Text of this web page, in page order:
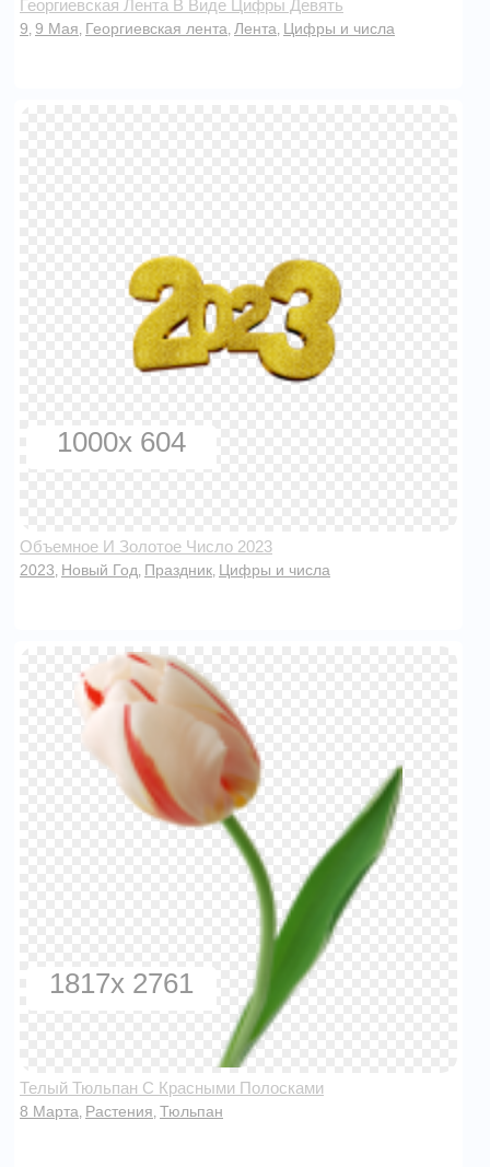
Георгиевская Лента В Виде Цифры Девять
9 9 Мая Георгиевская лента Лента Цифры и числа
1000x 604
Объемное И Золотое Число 2023
2023 Новый Год Праздник Цифры и числа
1817x 2761
Телый Тюльпан С Красными Полосками
8 Марта Растения Тюльпан